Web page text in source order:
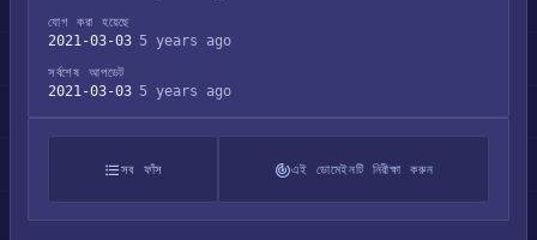
যোগ করা হয়েছে
2021-03-03 5 years ago
সর্বশেষ আপডেট
2021-03-03 5 years ago
সব ফাঁস এই ডোমেইনটি নিরীক্ষা করুন